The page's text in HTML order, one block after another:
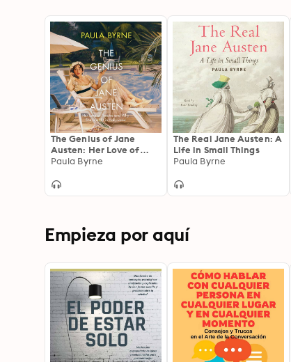
The Genius of Jane
Austen: Her Love of
Theatre and Why She Is
Paula Byrne
The Real Jane Austen: A
Life in Small Things
Paula Byrne
Empieza por aquí